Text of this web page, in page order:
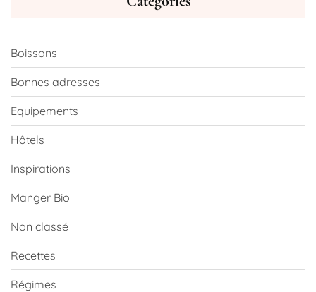
Boissons
Bonnes adresses
Equipements
Hôtels
Inspirations
Manger Bio
Non classé
Recettes
Régimes